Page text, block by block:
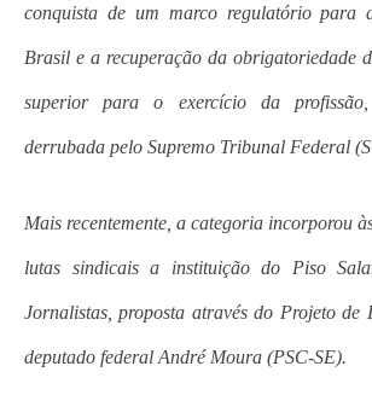
conquista de um marco regulatório para
Brasil e a recuperação da obrigatoriedade
superior para o exercício da profissão,
derrubada pelo Supremo Tribunal Federal
Mais recentemente, a categoria incorporou
lutas sindicais a instituição do Piso
Jornalistas, proposta através do Projeto de
deputado federal André Moura (PSC-SE).